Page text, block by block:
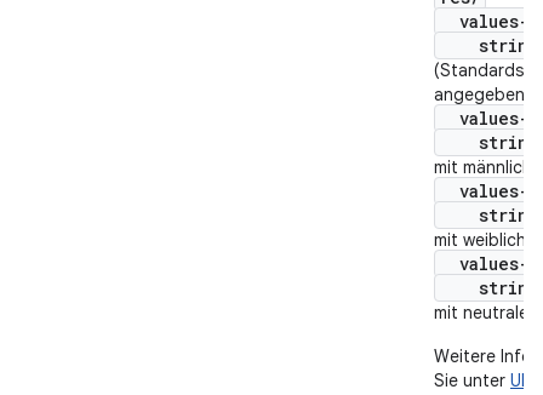
values-
values-
mit
values-
mit
values-
mit
Weitere
Sie unter UI